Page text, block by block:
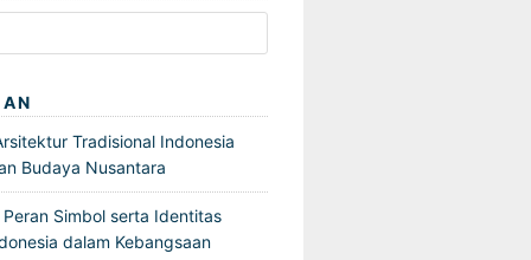
Tradisional Indonesia
Budaya Nusantara
Simbol serta Identitas
dalam Kebangsaan